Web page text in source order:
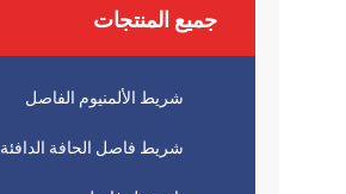
جميع المنتجات
شريط الألمنيوم الفاصل
شريط فاصل الحافة الدافئة